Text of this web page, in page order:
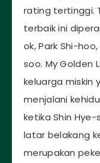
rating tertinggi.
terbaik ini
ok, Park Shi-
soo. My Golden
keluarga miskin
menjalani
ketika Shin
latar belakang
merupakan